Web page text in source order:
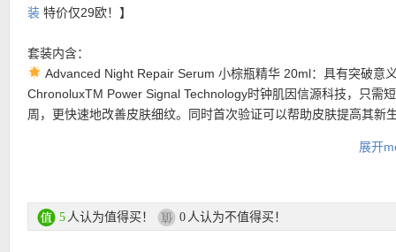
转账等
运费：每单3.9欧，满149欧免邮费！60天内免费退货！
装 特价仅29欧！】
套装内含：
Advanced Night Repair Serum 小棕瓶精华 20ml：具有突破意
ChronoluxTM Power Signal Technology时钟肌因信源科技，只需
周，更快速地改善皮肤细纹。同时首次验证可以帮助皮肤提高其新
Advanced Night Repair Eye Supercharged Gel-Crème 5ml 新
水润细嫩。兼顾了淡化黑眼圈、改善眼周细纹的需求，经典就是经
展开
5 人认为值得买！ 0 人认为不值得买！